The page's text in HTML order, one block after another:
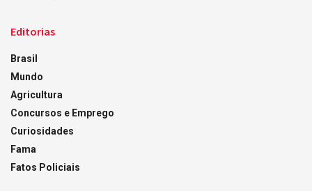
Editorias
Brasil
Mundo
Agricultura
Concursos e Emprego
Curiosidades
Fama
Fatos Policiais